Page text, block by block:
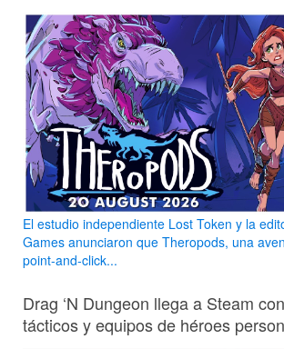
El estudio independiente Lost Token y la
Games anunciaron que Theropods, una
point-and-click...
Drag ‘N Dungeon llega a Steam
tácticos y equipos de héroes